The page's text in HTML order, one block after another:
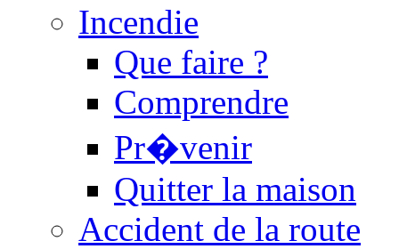
Incendie
Que faire ?
Comprendre
Pr�venir
Quitter la maison
Accident de la route